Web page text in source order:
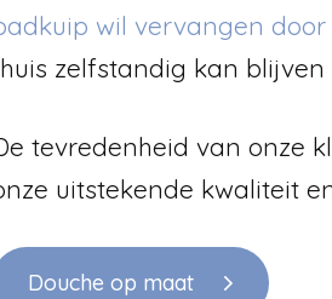
wil vervangen door
zelfstandig kan blijven
tevredenheid van onze
uitstekende kwaliteit
Douche op maat